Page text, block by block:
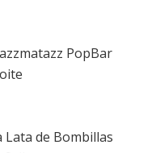
PopBar
Lata de Bombillas